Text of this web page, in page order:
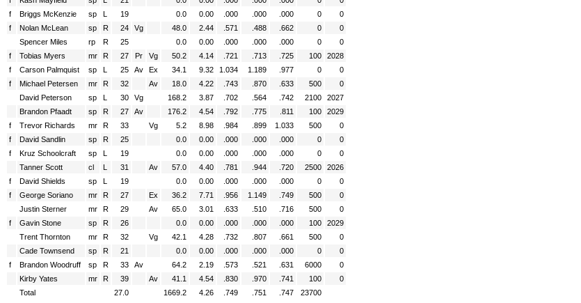
f
Briggs McKenzie sp L 19 0.0 0.00 .000 .000 .000 0
0
f
Nolan McLean sp R 24 Vg 48.0 2.44 .571 .488 .662 0
0
Spencer Miles
rp R 25 0.0 0.00 .000 .000 .000 0
0
f
Tobias Myers mr R 27 Pr Vg 50.2 4.14 .721 .713 .725 100
2028
f
Carson Palmquist sp L 25 Av Ex 34.1 9.32 1.034 1.189 .977 0
0
f
Michael Petersen mr R 32 Av 18.0 4.22 .743 .870 .633 500
0
David Peterson
sp L 30 Vg 168.2 3.87 .702 .564 .742 2100
2027
Brandon Pfaadt
sp R 27 Av 176.2 4.54 .792 .775 .811 100
2029
f
Trevor Richards mr R 33 Vg 5.2 8.98 .984 .899 1.033 500
0
f
David Sandlin sp R 25 0.0 0.00 .000 .000 .000 0
0
f
Kruz Schoolcraft sp L 19 0.0 0.00 .000 .000 .000 0
0
Tanner Scott
cl L 31 Av 57.0 4.40 .781 .944 .720 2500
2026
f
David Shields sp L 19 0.0 0.00 .000 .000 .000 0
0
f
George Soriano mr R 27 Ex 36.2 7.71 .956 1.149 .749 500
0
Justin Sterner
mr R 29 Av 65.0 3.01 .633 .510 .716 500
0
f
Gavin Stone sp R 26 0.0 0.00 .000 .000 .000 100
2029
Trent Thornton
mr R 32 Vg 42.1 4.28 .732 .807 .661 500
0
Cade Townsend
sp R 21 0.0 0.00 .000 .000 .000 0
0
f
Brandon Woodruff sp R 33 Av 64.2 2.19 .573 .521 .631 6000
0
Kirby Yates
mr R 39 Av 41.1 4.54 .830 .970 .741 100
0
Total
27.0 1669.2 4.26 .749 .751 .747 23700